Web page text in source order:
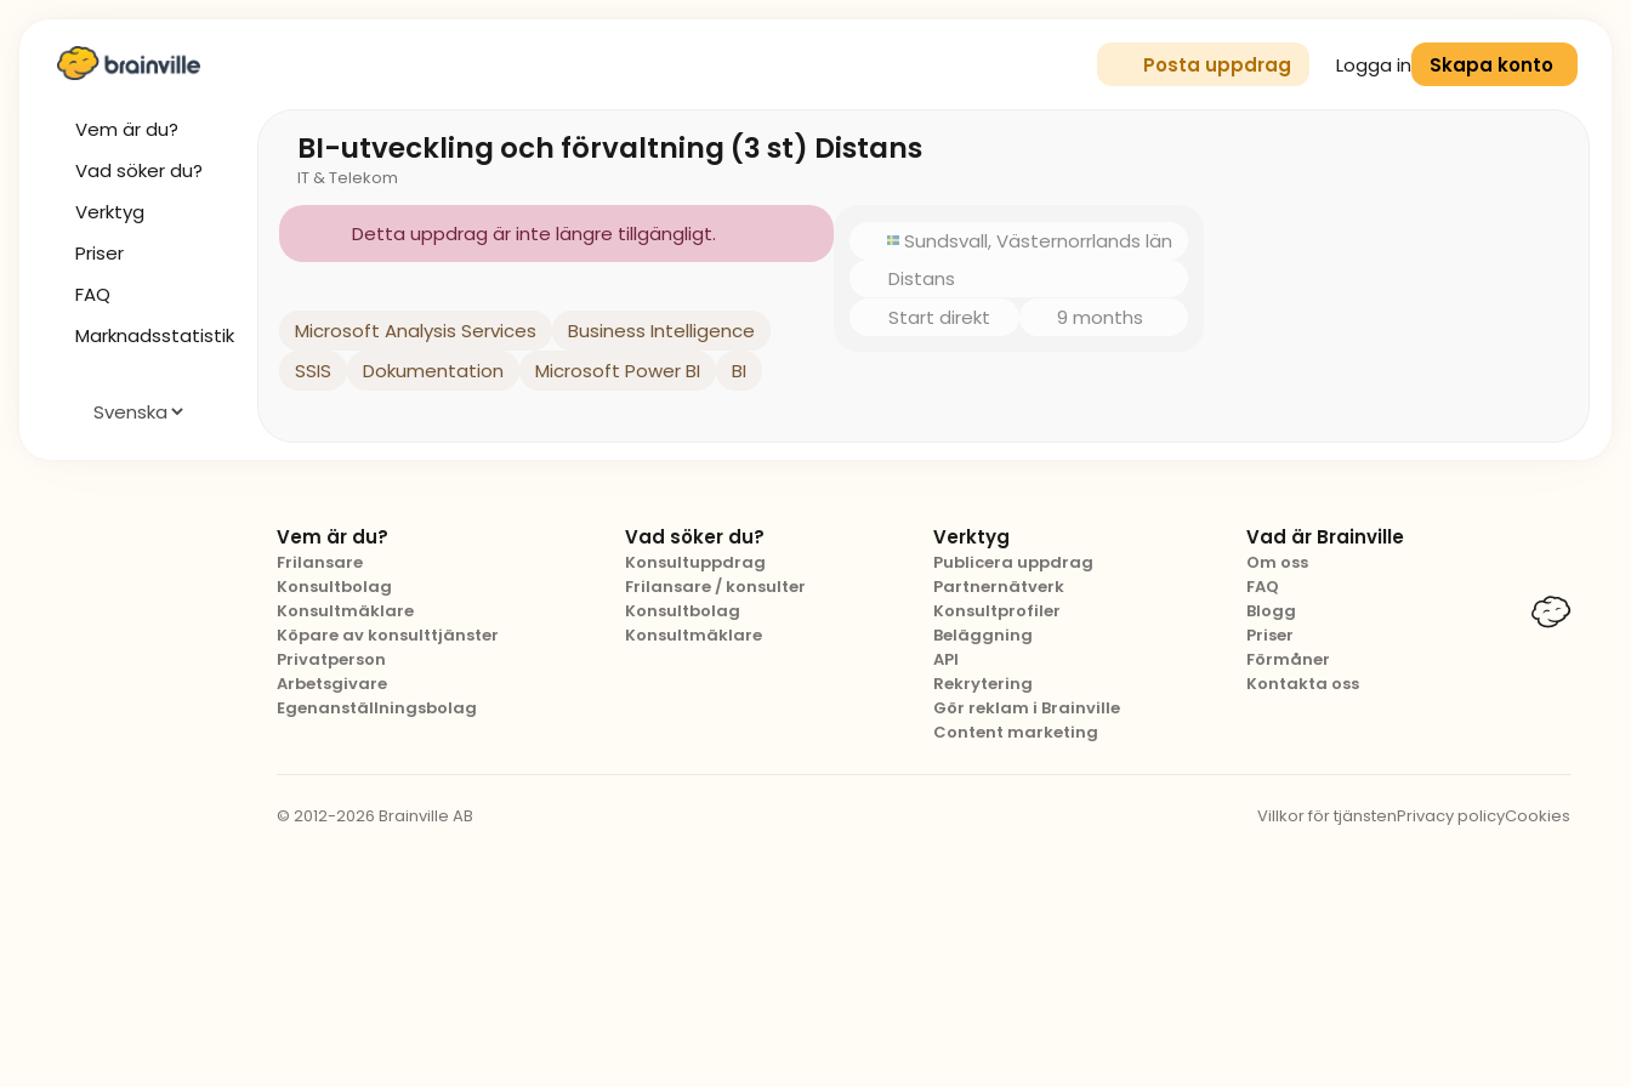
Vem är du?
Vad söker du?
Verktyg
Priser
FAQ
Marknadsstatistik
Posta uppdrag Logga in Skapa konto
BI-utveckling och förvaltning (3 st) Distans
IT & Telekom
Detta uppdrag är inte längre tillgängligt.
Microsoft Analysis Services
Business Intelligence
SSIS
Dokumentation Microsoft Power BI BI
Sundsvall, Västernorrlands län
Distans
Start direkt
9 months
Vem är du?
Frilansare
Konsultbolag
Konsultmäklare
Köpare av konsulttjänster
Privatperson
Arbetsgivare
Egenanställningsbolag
Vad söker du?
Konsultuppdrag
Frilansare / konsulter
Konsultbolag
Konsultmäklare
Verktyg
Publicera uppdrag
Partnernätverk
Konsultprofiler
Beläggning
API
Rekrytering
Gör reklam i Brainville
Content marketing
Vad är Brainville
Om oss
FAQ
Blogg
Priser
Förmåner
Kontakta oss
© 2012-2026 Brainville AB Villkor för tjänstenPrivacy policyCookies